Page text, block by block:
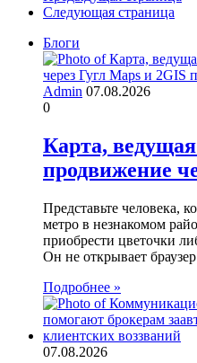
Следующая страница
Блоги
Admin 07.08.2026
0
Карта,
продвижение
Представьте человека,
метро в незнакомом
приобрести цветочки
Он не открывает
Подробнее »
07.08.2026